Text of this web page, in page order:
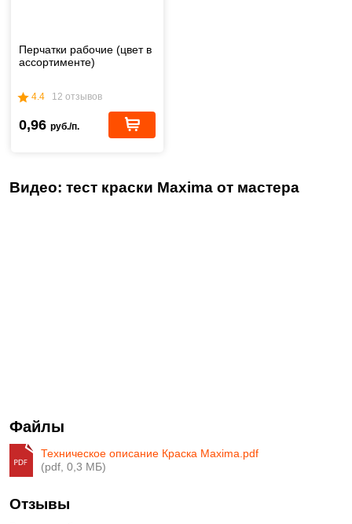
Перчатки рабочие (цвет в
ассортименте)
4.4 12 отзывов
0,96 руб./п.
Видео: тест краски Maxima от мастера
Файлы
Техническое описание Краска Maxima.pdf
(pdf, 0,3 МБ)
Отзывы